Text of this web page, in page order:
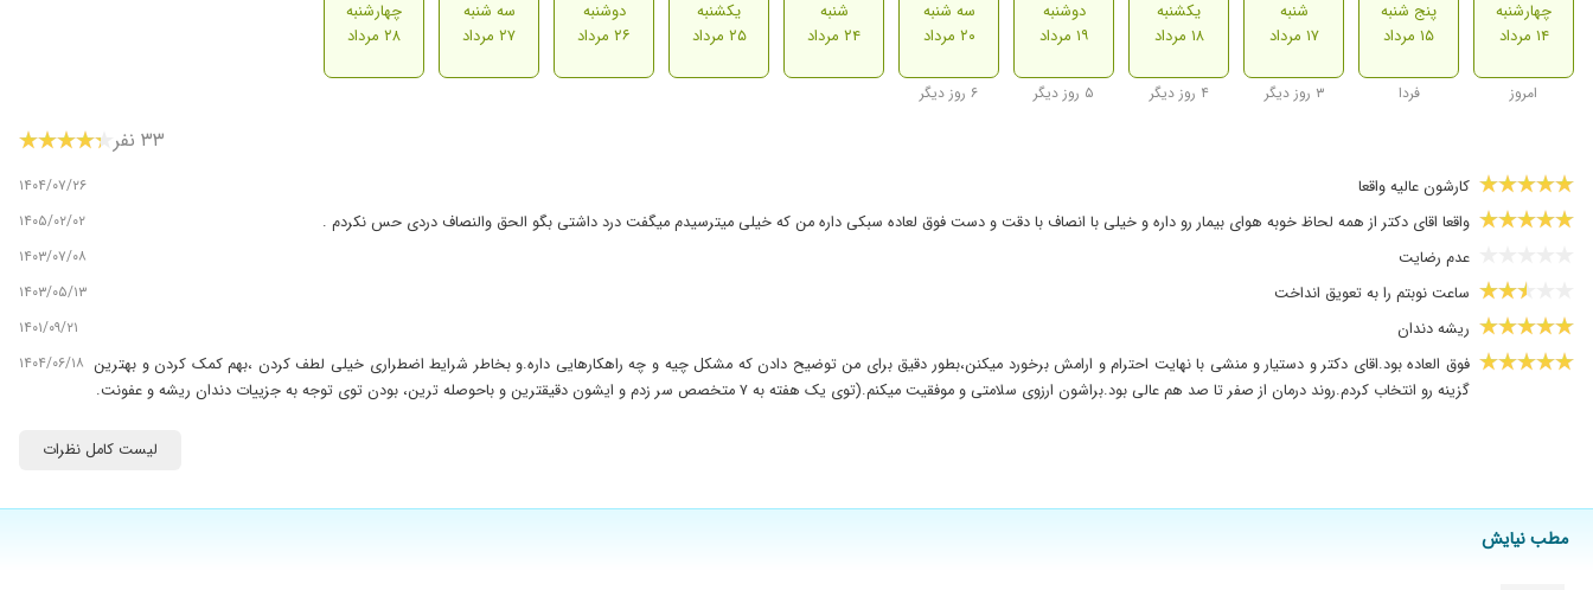
چهارشنبه
۱۴ مرداد
امروز
پنج شنبه
۱۵ مرداد
فردا
شنبه
۱۷ مرداد
۳ روز دیگر
یکشنبه
۱۸ مرداد
۴ روز دیگر
دوشنبه
۱۹ مرداد
۵ روز دیگر
سه شنبه
۲۰ مرداد
۶ روز دیگر
شنبه
۲۴ مرداد
یکشنبه
۲۵ مرداد
دوشنبه
۲۶ مرداد
سه شنبه
۲۷ مرداد
چهارشنبه
۲۸ مرداد
۳۳ نفر
کارشون عالیه واقعا ۱۴۰۴/۰۷/۲۶
واقعا اقای دکتر از همه لحاظ خوبه هوای بیمار رو داره و خیلی با انصاف با دقت و دست فوق لعاده سبکی داره من که خیلی میترسیدم میگفت درد داشتی بگو الحق والنصاف دردی حس نکردم . ۱۴۰۵/۰۲/۰۲
عدم رضایت ۱۴۰۳/۰۷/۰۸
ساعت نوبتم را به تعویق انداخت ۱۴۰۳/۰۵/۱۳
ریشه دندان ۱۴۰۱/۰۹/۲۱
فوق العاده بود.اقای دکتر و دستیار و منشی با نهایت احترام و ارامش برخورد میکنن،بطور دقیق برای من توضیح دادن که مشکل چیه و چه راهکارهایی داره.و بخاطر شرایط اضطراری خیلی لطف کردن ،بهم کمک کردن و بهترین
گزینه رو انتخاب کردم.روند درمان از صفر تا صد هم عالی بود.براشون ارزوی سلامتی و موفقیت میکنم.(توی یک هفته به ۷ متخصص سر زدم و ایشون دقیقترین و باحوصله ترین، بودن توی توجه به جزییات دندان ریشه و عفونت.
۱۴۰۴/۰۶/۱۸
۱۴۰۲/۱۰/۰۶
لیست کامل نظرات
مطب نیایش